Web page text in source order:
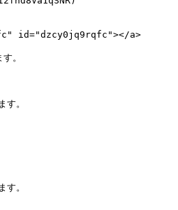
id="dzcy0jq9rqfc"></a>
。
。
。